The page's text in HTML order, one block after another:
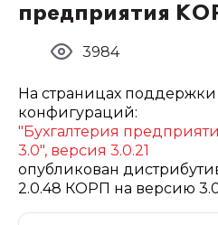
предприятия
3984
На страницах поддержки
конфигураций:
"Бухгалтерия
3.0", версия 3.0.21
опубликован
2.0.48 КОРП на версию